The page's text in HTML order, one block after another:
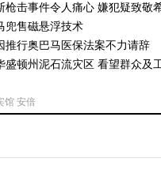
枪击事件令人痛心 嫌犯疑致敬
兜售磁悬浮技术
推行奥巴马医保法案不力请辞
盛顿州泥石流灾区 看望群众及
馆 安倍